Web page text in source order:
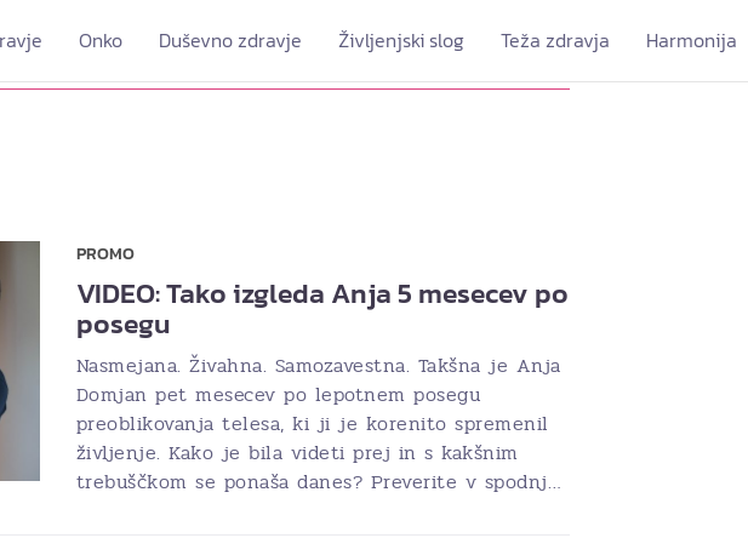
Onko Duševno zdravje Življenjski slog Teža zdravja Harmonija
PROMO
VIDEO: Tako izgleda Anja 5 mesecev po
posegu
Nasmejana. Živahna. Samozavestna. Takšna je Anja
Domjan pet mesecev po lepotnem posegu
preoblikovanja telesa, ki ji je korenito spremenil
življenje. Kako je bila videti prej in s kakšnim
trebuščkom se ponaša danes? Preverite v spodnj…